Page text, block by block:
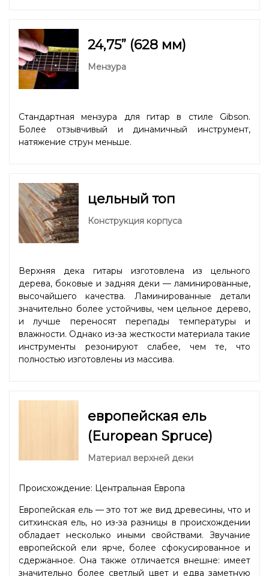
24,75” (628 мм)
Мензура
Стандартная мензура для гитар в стиле Gibson.
Более отзывчивый и динамичный инструмент,
натяжение струн меньше.
цельный топ
Конструкция корпуса
Верхняя дека гитары изготовлена из цельного
дерева, боковые и задняя деки — ламинированные,
высочайшего качества. Ламинированные детали
значительно более устойчивы, чем цельное дерево,
и лучше переносят перепады температуры и
влажности. Однако из-за жесткости материала такие
инструменты резонируют слабее, чем те, что
полностью изготовлены из массива.
европейская ель
(European Spruce)
Материал верхней деки
Происхождение: Центральная Европа
Европейская ель — это тот же вид древесины, что и
ситхинская ель, но из-за разницы в происхождении
обладает несколько иными свойствами. Звучание
европейской ели ярче, более сфокусированное и
сдержанное. Она также отличается внешне: имеет
значительно более светлый цвет и едва заметную